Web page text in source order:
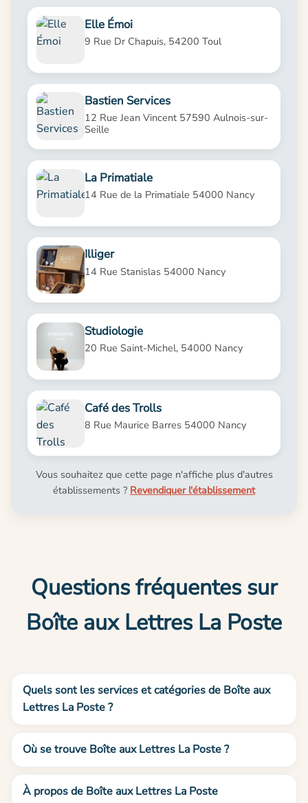
Elle Émoi
9 Rue Dr Chapuis, 54200 Toul
Bastien Services
12 Rue Jean Vincent 57590 Aulnois-sur-
Seille
La Primatiale
14 Rue de la Primatiale 54000 Nancy
Illiger
14 Rue Stanislas 54000 Nancy
Studiologie
20 Rue Saint-Michel, 54000 Nancy
Café des Trolls
8 Rue Maurice Barres 54000 Nancy
Vous souhaitez que cette page n'affiche plus d'autres
établissements ? Revendiquer l'établissement
Questions fréquentes sur
Boîte aux Lettres La Poste
Quels sont les services et catégories de Boîte aux
Lettres La Poste ?
Où se trouve Boîte aux Lettres La Poste ?
À propos de Boîte aux Lettres La Poste